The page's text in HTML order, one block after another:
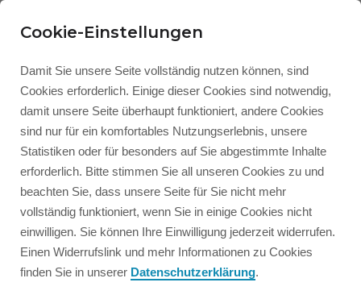
Cookie-Einstellungen
Damit Sie unsere Seite vollständig nutzen können, sind
Cookies erforderlich. Einige dieser Cookies sind notwendig,
damit unsere Seite überhaupt funktioniert, andere Cookies
sind nur für ein komfortables Nutzungserlebnis, unsere
Statistiken oder für besonders auf Sie abgestimmte Inhalte
erforderlich. Bitte stimmen Sie all unseren Cookies zu und
beachten Sie, dass unsere Seite für Sie nicht mehr
vollständig funktioniert, wenn Sie in einige Cookies nicht
einwilligen. Sie können Ihre Einwilligung jederzeit widerrufen.
Einen Widerrufslink und mehr Informationen zu Cookies
finden Sie in unserer Datenschutzerklärung.